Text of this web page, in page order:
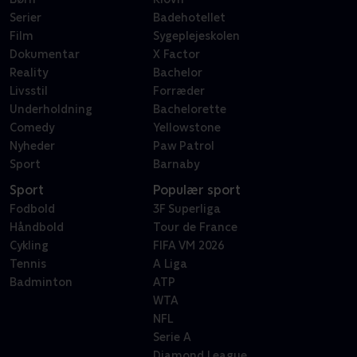
Serier
Film
Dokumentar
Reality
Livsstil
Underholdning
Comedy
Nyheder
Sport
Badehotellet
Sygeplejeskolen
X Factor
Bachelor
Forræder
Bachelorette
Yellowstone
Paw Patrol
Barnaby
Sport
Fodbold
Håndbold
Cykling
Tennis
Badminton
Populær sport
3F Superliga
Tour de France
FIFA VM 2026
A Liga
ATP
WTA
NFL
Serie A